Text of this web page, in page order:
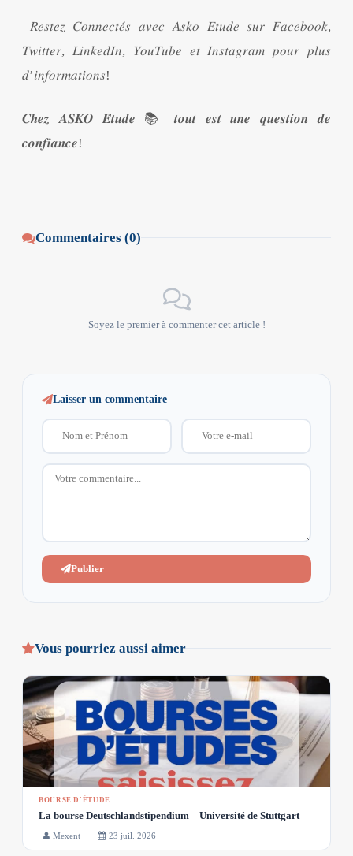
𝑅𝑒𝑠𝑡𝑒𝑧 𝐶𝑜𝑛𝑛𝑒𝑐𝑡𝑒́𝑠 𝑎𝑣𝑒𝑐 𝐴𝑠𝑘𝑜 𝐸𝑡𝑢𝑑𝑒 𝑠𝑢𝑟 𝐹𝑎𝑐𝑒𝑏𝑜𝑜𝑘,
𝑇𝑤𝑖𝑡𝑡𝑒𝑟, 𝐿𝑖𝑛𝑘𝑒𝑑𝐼𝑛, 𝑌𝑜𝑢𝑇𝑢𝑏𝑒 𝑒𝑡 𝐼𝑛𝑠𝑡𝑎𝑔𝑟𝑎𝑚 𝑝𝑜𝑢𝑟 𝑝𝑙𝑢𝑠
𝑑’𝑖𝑛𝑓𝑜𝑟𝑚𝑎𝑡𝑖𝑜𝑛𝑠!
𝑪𝒉𝒆𝒛 𝑨𝑺𝑲𝑶 𝑬́𝒕𝒖𝒅𝒆 📚 𝒕𝒐𝒖𝒕 𝒆𝒔𝒕 𝒖𝒏𝒆 𝒒𝒖𝒆𝒔𝒕𝒊𝒐𝒏 𝒅𝒆
𝒄𝒐𝒏𝒇𝒊𝒂𝒏𝒄𝒆!
Commentaires (0)
Soyez le premier à commenter cet article !
Laisser un commentaire
Publier
Vous pourriez aussi aimer
BOURSE D'ÉTUDE
La bourse Deutschlandstipendium – Université de Stuttgart
Mexent · 23 juil. 2026